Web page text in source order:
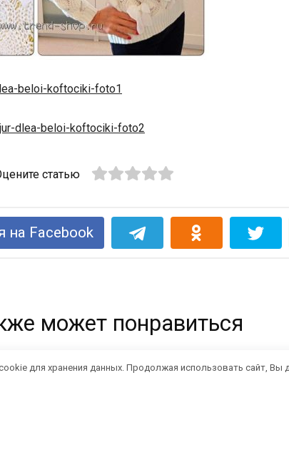
статью
на Facebook
может понравиться
для хранения данных. Продолжая использовать сайт, Вы